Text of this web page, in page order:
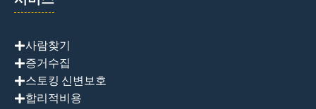
사람찾기
증거수집
스토킹 신변보호
합리적비용